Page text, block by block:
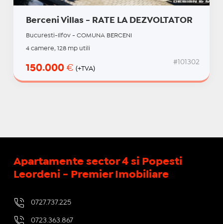
Berceni Villas - RATE LA DEZVOLTATOR
Bucuresti-Ilfov - COMUNA BERCENI
4 camere, 128 mp utili
150.000 € (+TVA)
#101302
Apartamente sector 4 si Popesti
Leordeni - Premier Imobiliare
0727.737.225
0723.363.867